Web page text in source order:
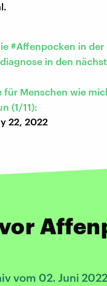
#Affenpocken in der
in den
für Menschen wie
(1/11):
22, 2022
vom 02. Juni 2022